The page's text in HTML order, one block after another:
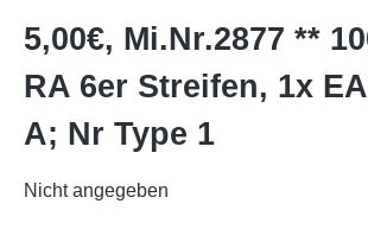
5,00€, Mi.Nr.2877 **
RA 6er Streifen, 1x
A; Nr Type 1
Nicht angegeben